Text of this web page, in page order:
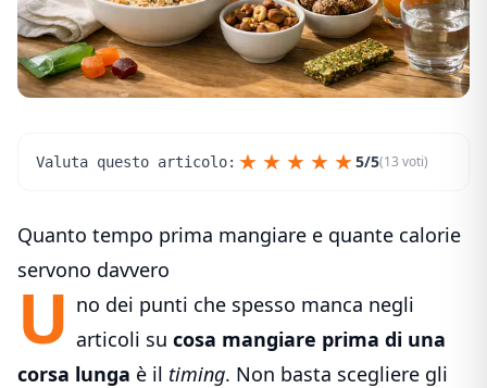
Valuta questo articolo: ★ ★ ★ ★ ★5/5(13 voti)
Quanto tempo prima mangiare e quante calorie
servono davvero
U no dei punti che spesso manca negli
articoli sucosa mangiare prima di una
corsa lunga è il timing. Non basta scegliere gli